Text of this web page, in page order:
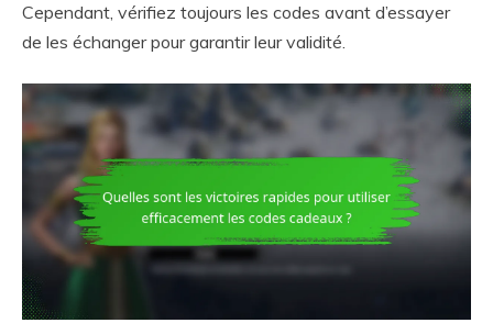
Cependant, vérifiez toujours les codes avant d’essayer
de les échanger pour garantir leur validité.